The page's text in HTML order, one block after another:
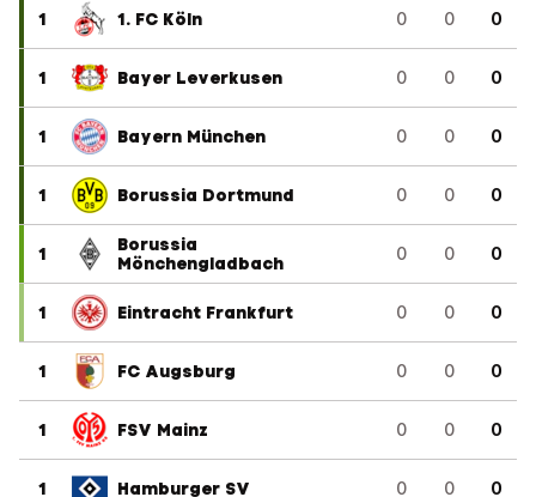
1 1. FC Köln 0 0 0
1 Bayer Leverkusen 0 0 0
1 Bayern München 0 0 0
1 Borussia Dortmund 0 0 0
1
Borussia
Mönchengladbach
0 0 0
1 Eintracht Frankfurt 0 0 0
1 FC Augsburg 0 0 0
1 FSV Mainz 0 0 0
1 Hamburger SV 0 0 0